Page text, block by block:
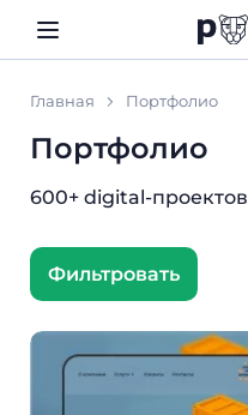
Главная Портфолио
Портфолио
600+ digital-проектов
Фильтровать